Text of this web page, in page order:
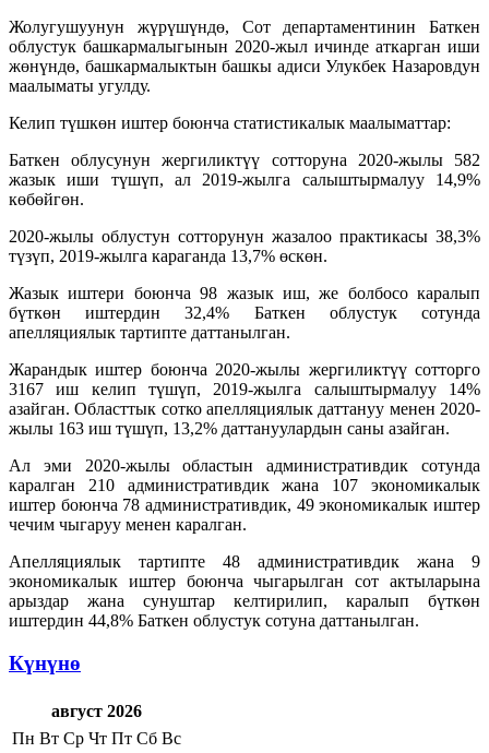
Жолугушуунун жүрүшүндө, Сот департаментинин Баткен
облустук башкармалыгынын 2020-жыл ичинде аткарган иши
жөнүндө, башкармалыктын башкы адиси Улукбек Назаровдун
маалыматы угулду.
Келип түшкөн иштер боюнча статистикалык маалыматтар:
Баткен облусунун жергиликтүү сотторуна 2020-жылы 582
жазык иши түшүп, ал 2019-жылга салыштырмалуу 14,9%
көбөйгөн.
2020-жылы облустун сотторунун жазалоо практикасы 38,3%
түзүп, 2019-жылга караганда 13,7% өскөн.
Жазык иштери боюнча 98 жазык иш, же болбосо каралып
бүткөн иштердин 32,4% Баткен облустук сотунда
апелляциялык тартипте даттанылган.
Жарандык иштер боюнча 2020-жылы жергиликтүү сотторго
3167 иш келип түшүп, 2019-жылга салыштырмалуу 14%
азайган. Областтык сотко апелляциялык даттануу менен 2020-
жылы 163 иш түшүп, 13,2% даттануулардын саны азайган.
Ал эми 2020-жылы областын административдик сотунда
каралган 210 административдик жана 107 экономикалык
иштер боюнча 78 административдик, 49 экономикалык иштер
чечим чыгаруу менен каралган.
Апелляциялык тартипте 48 административдик жана 9
экономикалык иштер боюнча чыгарылган сот актыларына
арыздар жана сунуштар келтирилип, каралып бүткөн
иштердин 44,8% Баткен облустук сотуна даттанылган.
Күнүнө
август 2026
Пн Вт Ср Чт Пт Сб Вс